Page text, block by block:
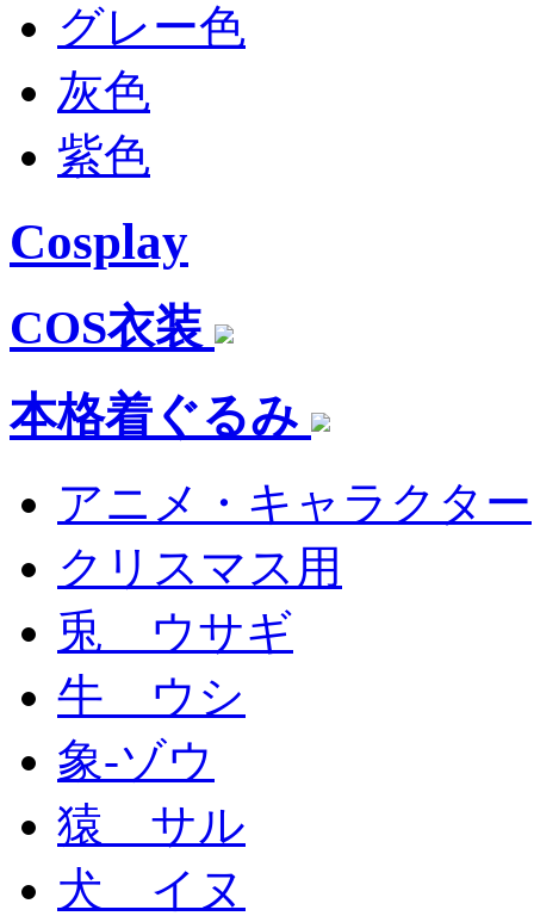
グレー色
灰色
紫色
Cosplay
COS衣装
本格着ぐるみ
アニメ・キャラクター
クリスマス用
兎 ウサギ
牛 ウシ
象-ゾウ
猿 サル
犬 イヌ